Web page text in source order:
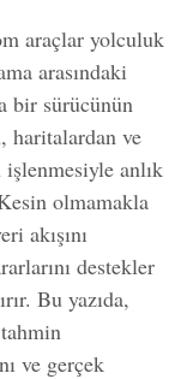
araçlar yolculuk
arasındaki
bir sürücünün
haritalardan ve
anlık
olmamakla
akışını
destekler
Bu yazıda,
ve gerçek